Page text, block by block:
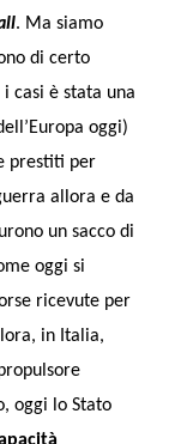
. Ma siamo
di certo
casi è stata una
oggi)
prestiti per
allora e da
un sacco di
oggi si
ricevute per
in Italia,
oggi lo Stato